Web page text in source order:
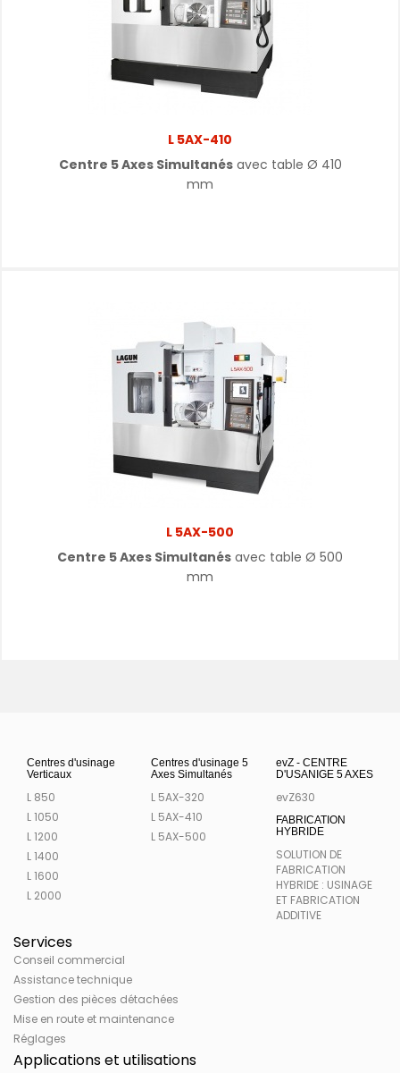
L 5AX-410
Centre 5 Axes Simultanésavec table Ø 410
mm
L 5AX-500
Centre 5 Axes Simultanés avec table Ø 500
mm
Centres d'usinage
Verticaux
L 850
L 1050
L 1200
L 1400
L 1600
L 2000
Centres d'usinage 5
Axes Simultanés
L 5AX-320
L 5AX-410
L 5AX-500
evZ - CENTRE
D'USANIGE 5 AXES
evZ630
FABRICATION
HYBRIDE
SOLUTION DE
FABRICATION
HYBRIDE : USINAGE
ET FABRICATION
ADDITIVE
Services
Conseil commercial
Assistance technique
Gestion des pièces détachées
Mise en route et maintenance
Réglages
Applications et utilisations